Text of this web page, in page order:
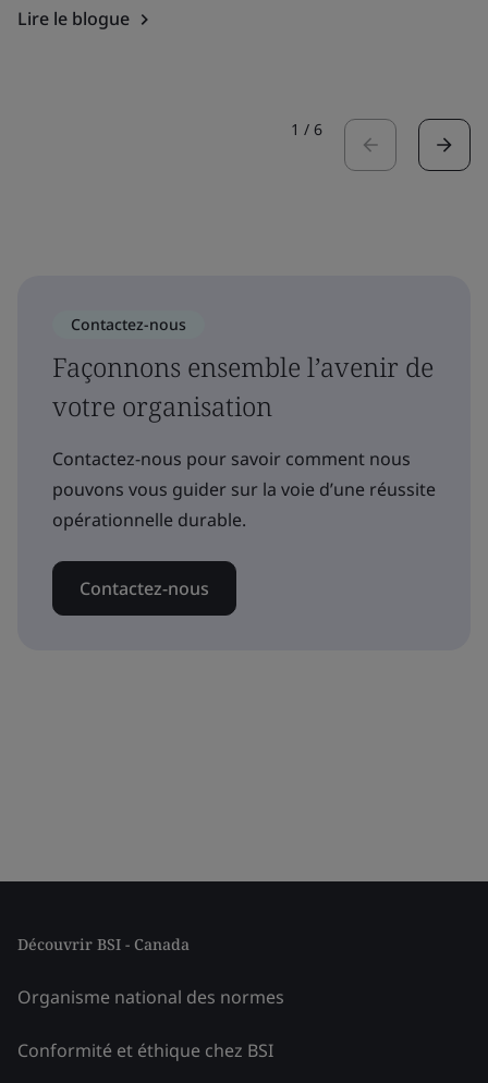
Lire le blogue
1 / 6
Contactez-nous
Façonnons ensemble l’avenir de
votre organisation
Contactez-nous pour savoir comment nous
pouvons vous guider sur la voie d’une réussite
opérationnelle durable.
Contactez-nous
Découvrir BSI - Canada
Organisme national des normes
Conformité et éthique chez BSI